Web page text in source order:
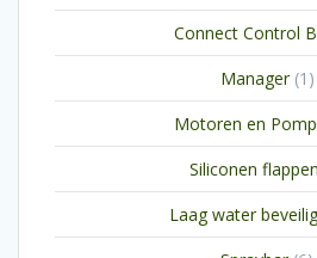
Connect Control
Manager 1 1
Motoren en
Siliconen flappen
Laag water